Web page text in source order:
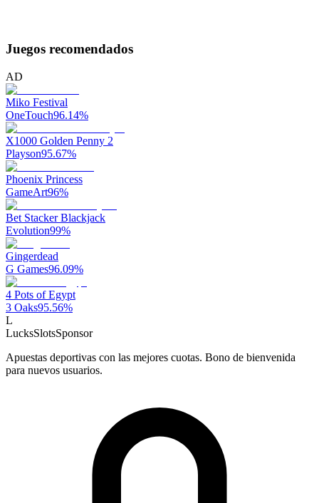
Juegos recomendados
AD
Miko Festival
OneTouch96.14%
X1000 Golden Penny 2
Playson95.67%
Phoenix Princess
GameArt96%
Bet Stacker Blackjack
Evolution99%
Gingerdead
G Games96.09%
4 Pots of Egypt
3 Oaks95.56%
L
LucksSlotsSponsor
Apuestas deportivas con las mejores cuotas. Bono de bienvenida
para nuevos usuarios.